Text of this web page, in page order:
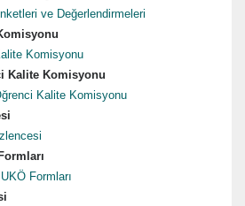
ve Değerlendirmeleri
Komisyonu
Kalite Komisyonu
Kalite Komisyonu
Formları